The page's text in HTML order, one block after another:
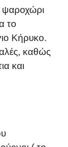
ψαροχώρι
το
Κήρυκο.
καθώς
και